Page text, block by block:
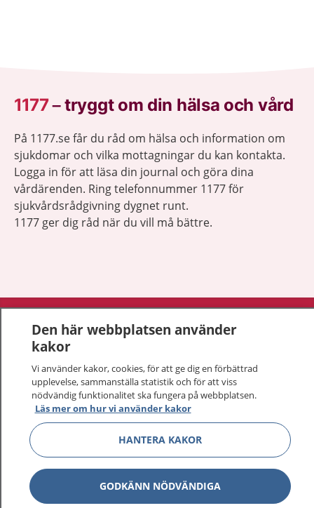
1177–tryggt om din hälsa och vård
På 1177.se får du råd om hälsa och information om
sjukdomar och vilka mottagningar du kan kontakta.
Logga in för att läsa din journal och göra dina
vårdärenden. Ring telefonnummer 1177 för
sjukvårdsrådgivning dygnet runt.
1177 ger dig råd när du vill må bättre.
Visa
Om 1177
Kontakt
Behandling av personuppgifter
Hantering av kakor
Den här webbplatsen använder
kakor
Vi använder kakor, cookies, för att ge dig en förbättrad
upplevelse, sammanställa statistik och för att viss
nödvändig funktionalitet ska fungera på webbplatsen.
Läs mer om hur vi använder kakor
HANTERA KAKOR
GODKÄNN NÖDVÄNDIGA